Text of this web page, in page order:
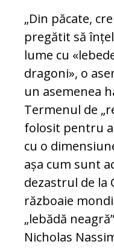
„Din păcate,
pregătit să
lume cu
dragoni», o
un asemenea
Termenul de
folosit pentru
cu o
așa cum sunt
dezastrul de la
războaie
„lebădă
Nicholas